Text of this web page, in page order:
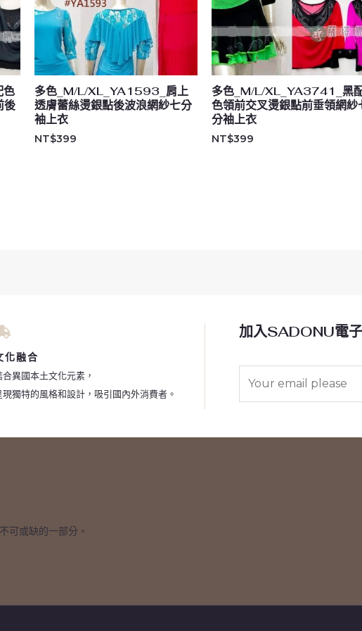
後
多色_M/L/XL_YA1593_肩上
透膚蕾絲燙銀點後波浪網紗七分
袖上衣
NT$399
多色_M/L/XL_YA3741_黑
色領前交叉燙銀點前垂領網紗
分袖上衣
NT$399
化融合
合異國本土文化元素，
現獨特的風格和設計，吸引國內外消費者。
加入SADONU電
可或缺的一部分。